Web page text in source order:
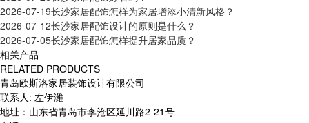
2026-07-19长沙家居配饰怎样为家居增添小清新风格？
2026-07-12长沙家居配饰设计的原则是什么？
2026-07-05长沙家居配饰怎样提升居家品质？
相关产品
RELATED PRODUCTS
青岛欧斯洛家居装饰设计有限公司
联系人: 左伊潍
地址：山东省青岛市李沧区延川路2-21号